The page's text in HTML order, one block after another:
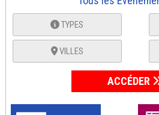
TYPES
VILLES
ACCÉDER